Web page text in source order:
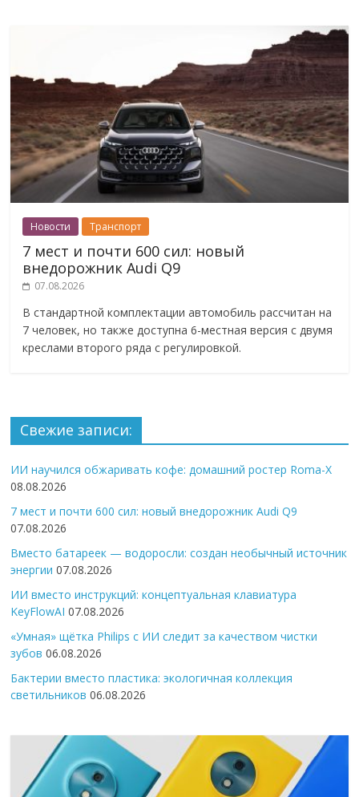
Новости Транспорт
7 мест и почти 600 сил: новый
внедорожник Audi Q9
07.08.2026
В стандартной комплектации автомобиль рассчитан на
7 человек, но также доступна 6-местная версия с двумя
креслами второго ряда с регулировкой.
Свежие записи:
ИИ научился обжаривать кофе: домашний ростер Roma-X
08.08.2026
7 мест и почти 600 сил: новый внедорожник Audi Q9
07.08.2026
Вместо батареек — водоросли: создан необычный источник
энергии 07.08.2026
ИИ вместо инструкций: концептуальная клавиатура
KeyFlowAI 07.08.2026
«Умная» щётка Philips с ИИ следит за качеством чистки
зубов 06.08.2026
Бактерии вместо пластика: экологичная коллекция
светильников 06.08.2026